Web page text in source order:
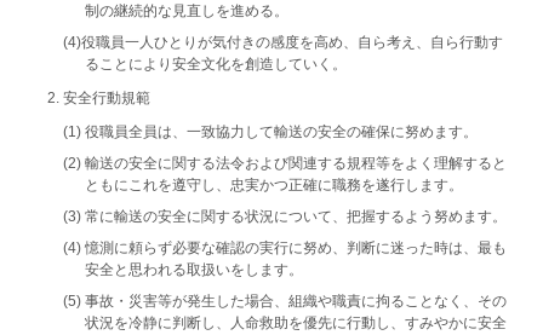
制の継続的な見直しを進める。
(4)役職員一人ひとりが気付きの感度を高め、自ら考え、自ら行動す
ることにより安全文化を創造していく。
安全行動規範
(1) 役職員全員は、一致協力して輸送の安全の確保に努めます。
(2) 輸送の安全に関する法令および関連する規程等をよく理解すると
ともにこれを遵守し、忠実かつ正確に職務を遂行します。
(3) 常に輸送の安全に関する状況について、把握するよう努めます。
(4) 憶測に頼らず必要な確認の実行に努め、判断に迷った時は、最も
安全と思われる取扱いをします。
(5) 事故・災害等が発生した場合、組織や職責に拘ることなく、その
状況を冷静に判断し、人命救助を優先に行動し、すみやかに安全